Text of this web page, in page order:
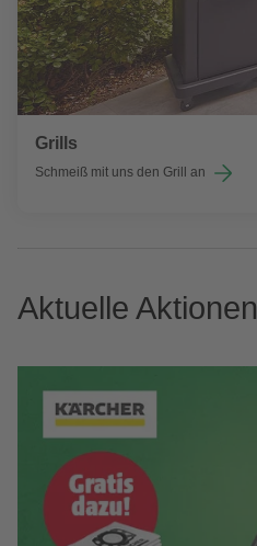
Grills
Schmeiß mit uns den Grill an
Aktuelle Aktionen